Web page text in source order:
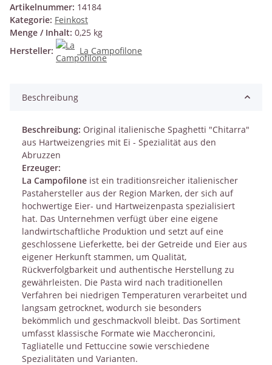
Artikelnummer: 14184
Kategorie: Feinkost
Menge / Inhalt: 0,25 kg
Hersteller:
La Campofilone
Beschreibung
Beschreibung: Original italienische Spaghetti "Chitarra"
aus Hartweizengries mit Ei - Spezialität aus den
Abruzzen
Erzeuger:
La Campofilone ist ein traditionsreicher italienischer
Pastahersteller aus der Region Marken, der sich auf
hochwertige Eier- und Hartweizenpasta spezialisiert
hat. Das Unternehmen verfügt über eine eigene
landwirtschaftliche Produktion und setzt auf eine
geschlossene Lieferkette, bei der Getreide und Eier aus
eigener Herkunft stammen, um Qualität,
Rückverfolgbarkeit und authentische Herstellung zu
gewährleisten. Die Pasta wird nach traditionellen
Verfahren bei niedrigen Temperaturen verarbeitet und
langsam getrocknet, wodurch sie besonders
bekömmlich und geschmackvoll bleibt. Das Sortiment
umfasst klassische Formate wie Maccheroncini,
Tagliatelle und Fettuccine sowie verschiedene
Spezialitäten und Varianten.